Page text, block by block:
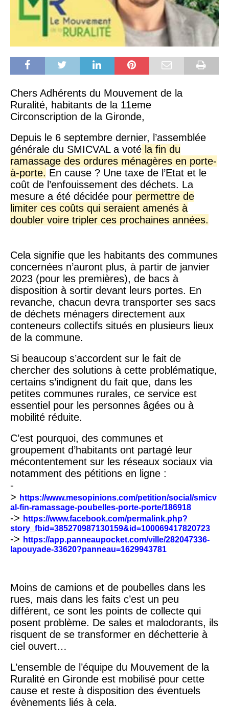
Chers Adhérents du Mouvement de la
Ruralité, habitants de la 11eme
Circonscription de la Gironde,
Depuis le 6 septembre dernier, l’assemblée
générale du SMICVAL a voté la fin du
ramassage des ordures ménagères en porte-
à-porte. En cause ? Une taxe de l’Etat et le
coût de l’enfouissement des déchets. La
mesure a été décidée pour permettre de
limiter ces coûts qui seraient amenés à
doubler voire tripler ces prochaines années.
Cela signifie que les habitants des communes
concernées n’auront plus, à partir de janvier
2023 (pour les premières), de bacs à
disposition à sortir devant leurs portes. En
revanche, chacun devra transporter ses sacs
de déchets ménagers directement aux
conteneurs collectifs situés en plusieurs lieux
de la commune.
Si beaucoup s’accordent sur le fait de
chercher des solutions à cette problématique,
certains s’indignent du fait que, dans les
petites communes rurales, ce service est
essentiel pour les personnes âgées ou à
mobilité réduite.
C’est pourquoi, des communes et
groupement d’habitants ont partagé leur
mécontentement sur les réseaux sociaux via
notamment des pétitions en ligne :
-
> https://www.mesopinions.com/petition/social/smicv
al-fin-ramassage-poubelles-porte-porte/186918
-> https://www.facebook.com/permalink.php?
story_fbid=385270987130159&id=100069417820723
-> https://app.panneaupocket.com/ville/282047336-
lapouyade-33620?panneau=1629943781
Moins de camions et de poubelles dans les
rues, mais dans les faits c’est un peu
différent, ce sont les points de collecte qui
posent problème. De sales et malodorants, ils
risquent de se transformer en déchetterie à
ciel ouvert…
L’ensemble de l’équipe du Mouvement de la
Ruralité en Gironde est mobilisé pour cette
cause et reste à disposition des éventuels
évènements liés à cela.